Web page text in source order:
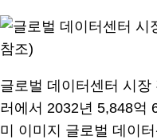
글로벌 데이터센터 시
러에서 2032년 5,848억
미 이미지 글로벌 데이